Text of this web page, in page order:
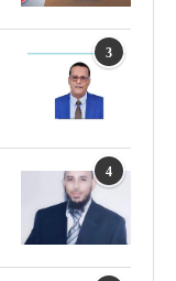
3
4